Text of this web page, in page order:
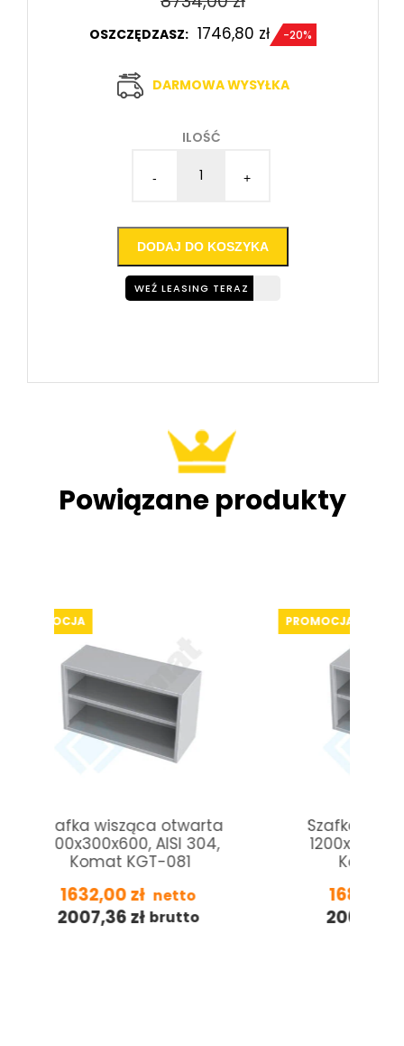
OSZCZĘDZASZ: 1746,80 zł -20%
DARMOWA WYSYŁKA
ILOŚĆ
- +
DODAJ DO KOSZYKA
WEŹ LEASING TERAZ
Powiązane produkty
Szafka wisząca otwarta
1200x400x600, AISI 304,
Komat KGT-081
1680,80
2067,38